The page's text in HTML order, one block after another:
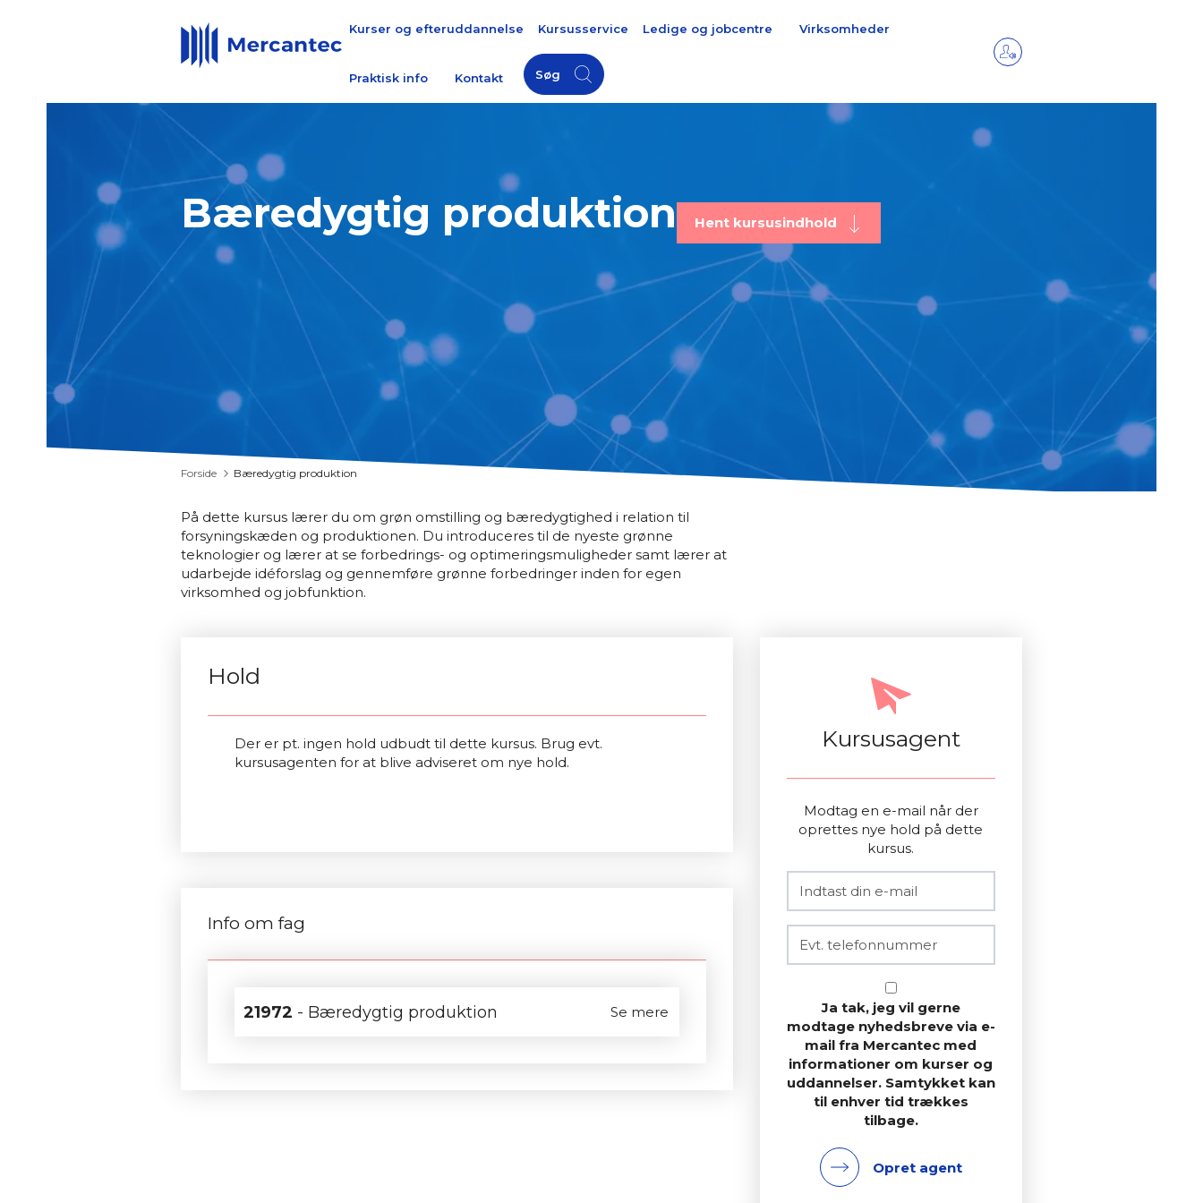
Kurser og efteruddannelse Kursusservice Ledige og jobcentre Virksomheder
Praktisk info Kontakt Søg
Bæredygtig produktion Hent kursusindhold
Forside Bæredygtig produktion
På dette kursus lærer du om grøn omstilling og bæredygtighed i relation til
forsyningskæden og produktionen. Du introduceres til de nyeste grønne
teknologier og lærer at se forbedrings- og optimeringsmuligheder samt lærer at
udarbejde idéforslag og gennemføre grønne forbedringer inden for egen
virksomhed og jobfunktion.
Hold
Der er pt. ingen hold udbudt til dette kursus. Brug evt.
kursusagenten for at blive adviseret om nye hold.
Info om fag
21972 - Bæredygtig produktion Se mere
Kursusagent
Modtag en e-mail når der
oprettes nye hold på dette
kursus.
Ja tak, jeg vil gerne
modtage nyhedsbreve via e-
mail fra Mercantec med
informationer om kurser og
uddannelser. Samtykket kan
til enhver tid trækkes
tilbage.
Opret agent